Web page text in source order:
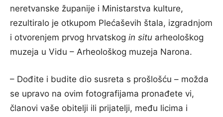
neretvanske županije i Ministarstva kulture,
rezultiralo je otkupom Plećaševih štala, izgradnjom
i otvorenjem prvog hrvatskog in situ arheološkog
muzeja u Vidu – Arheološkog muzeja Narona.
– Dođite i budite dio susreta s prošlošću – možda
se upravo na ovim fotografijama pronađete vi,
članovi vaše obitelji ili prijatelji, među licima i